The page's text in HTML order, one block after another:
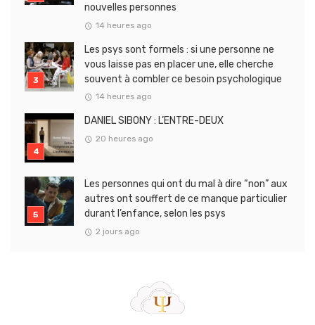
nouvelles personnes
14 heures ago
Les psys sont formels : si une personne ne
vous laisse pas en placer une, elle cherche
souvent à combler ce besoin psychologique
14 heures ago
DANIEL SIBONY : L’ENTRE-DEUX
20 heures ago
Les personnes qui ont du mal à dire “non” aux
autres ont souffert de ce manque particulier
durant l’enfance, selon les psys
2 jours ago